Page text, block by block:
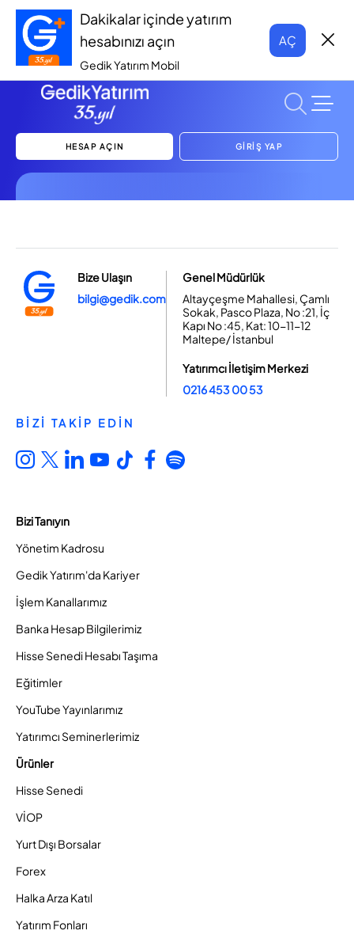
Dakikalar içinde yatırım
hesabınızı açın
Gedik Yatırım Mobil
AÇ
HESAP AÇIN GİRİŞ YAP
Bize Ulaşın
bilgi@gedik.com
Genel Müdürlük
Altayçeşme Mahallesi, Çamlı
Sokak, Pasco Plaza, No :21, İç
Kapı No :45, Kat: 10-11-12
Maltepe/ İstanbul
Yatırımcı İletişim Merkezi
0216 453 00 53
BİZİ TAKİP EDİN
Bizi Tanıyın
Yönetim Kadrosu
Gedik Yatırım'da Kariyer
İşlem Kanallarımız
Banka Hesap Bilgilerimiz
Hisse Senedi Hesabı Taşıma
Eğitimler
YouTube Yayınlarımız
Yatırımcı Seminerlerimiz
Ürünler
Hisse Senedi
VİOP
Yurt Dışı Borsalar
Forex
Halka Arza Katıl
Yatırım Fonları